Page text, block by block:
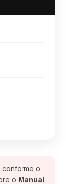
conforme o
o Manual